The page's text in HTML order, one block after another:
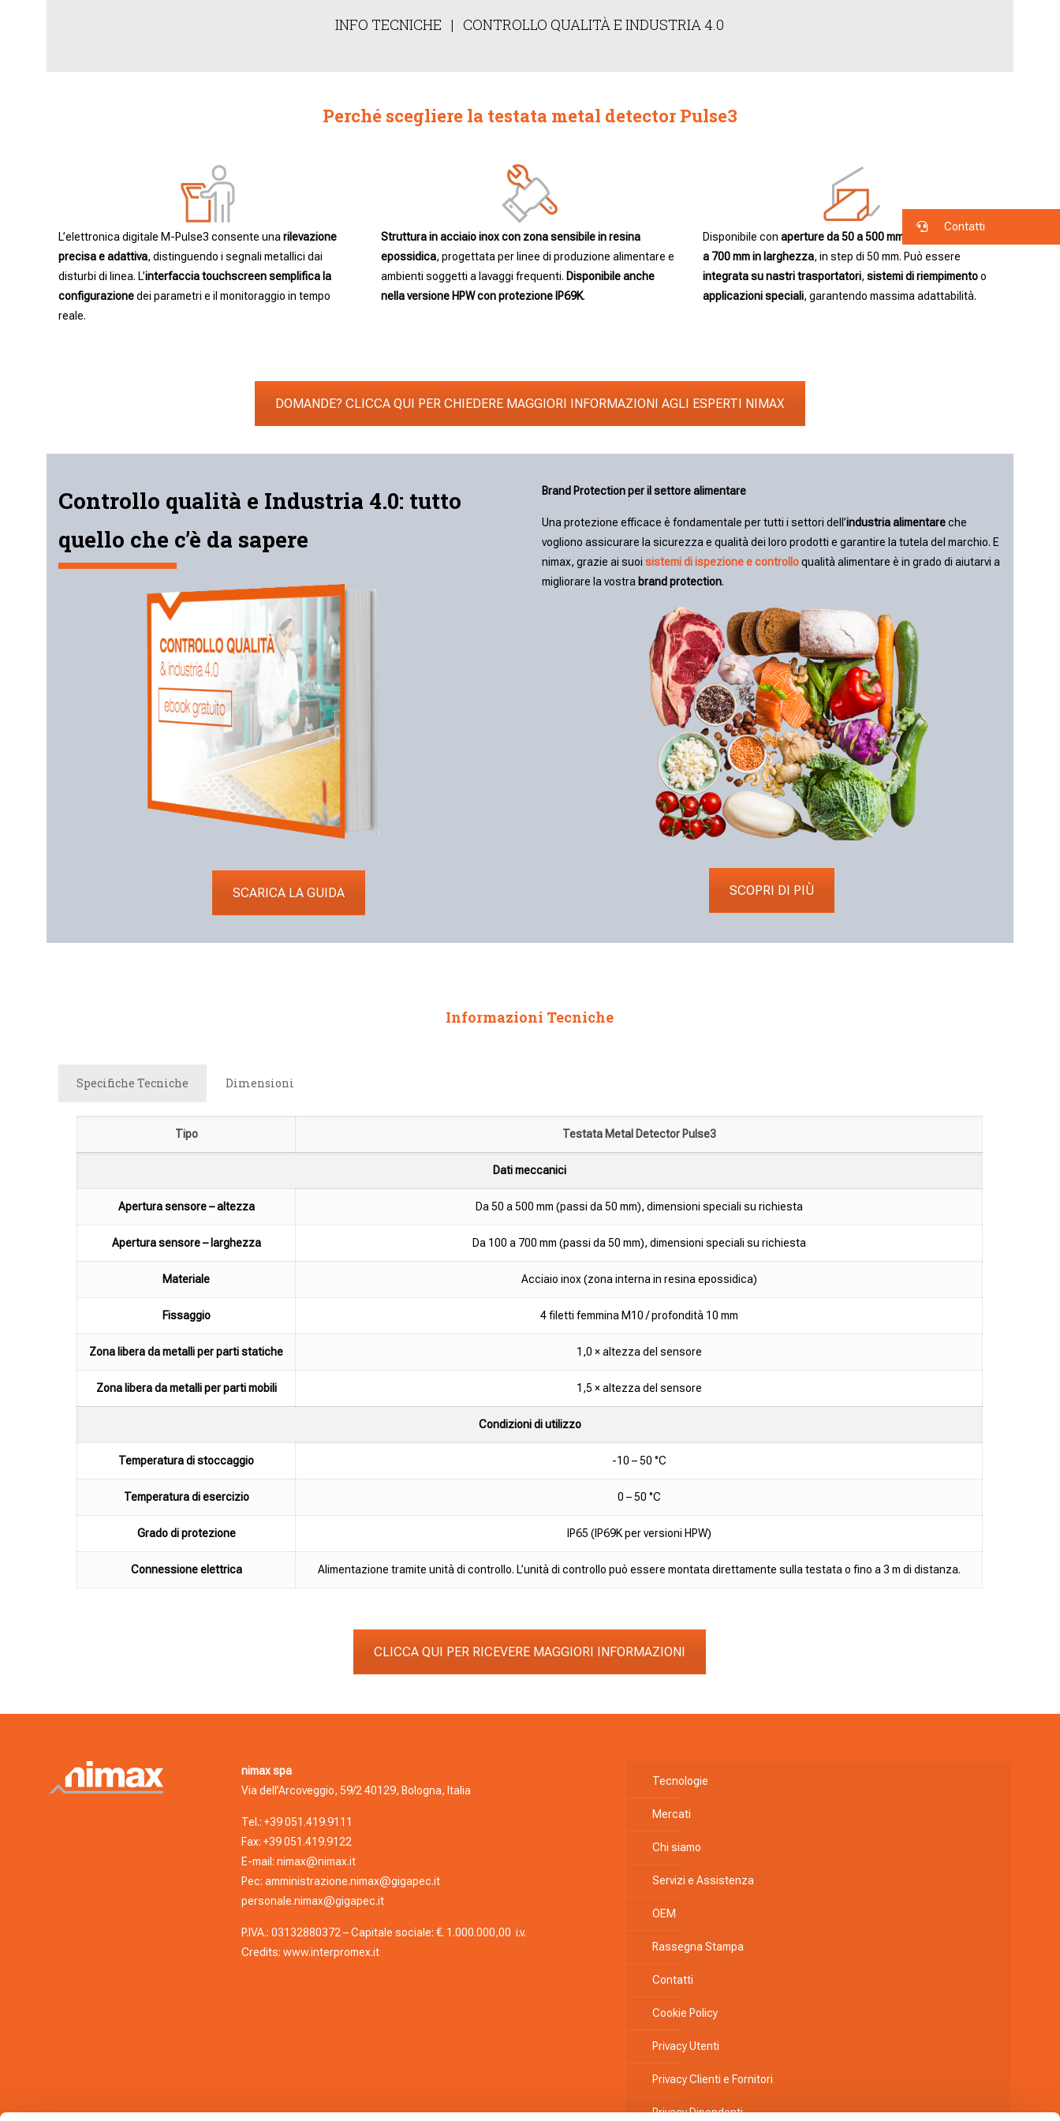
INFO TECNICHE |CONTROLLO QUALITÀ E INDUSTRIA 4.0
Perché scegliere la testata metal detector Pulse3
L’elettronica digitale M-Pulse3 consente unarilevazione
precisa e adattiva, distinguendo i segnali metallici dai
disturbi di linea. L’interfaccia touchscreen semplifica la
configurazionedei parametri e il monitoraggio in tempo
reale.
Struttura in acciaio inox con zona sensibile in resina
epossidica, progettata per linee di produzione alimentare e
ambienti soggetti a lavaggi frequenti. Disponibile anche
nella versione HPW con protezione IP69K.
Disponibile conaperture da 50 a 500 mm in altezza e da 100
a 700 mm in larghezza, in step di 50 mm. Può essere
integrata su nastri trasportatori,sistemi di riempimentoo
applicazioni speciali, garantendo massima adattabilità.
DOMANDE? CLICCA QUI PER CHIEDERE MAGGIORI INFORMAZIONI AGLI ESPERTI NIMAX
Controllo qualità e Industria 4.0: tutto
quello che c’è da sapere
SCARICA LA GUIDA
Brand Protection per il settore alimentare
Una protezione efficace è fondamentale per tutti i settori dell’industria alimentareche
vogliono assicurare la sicurezza e qualità dei loro prodotti e garantire la tutela del marchio. E
nimax, grazie ai suoi sistemi di ispezione e controlloqualità alimentare è in grado di aiutarvi a
migliorare la vostra brand protection.
SCOPRI DI PIÙ
Informazioni Tecniche
Specifiche Tecniche Dimensioni
Tipo Testata Metal Detector Pulse3
Dati meccanici
Apertura sensore – altezza Da 50 a 500 mm (passi da 50 mm), dimensioni speciali su richiesta
Apertura sensore – larghezza Da 100 a 700 mm (passi da 50 mm), dimensioni speciali su richiesta
Materiale Acciaio inox (zona interna in resina epossidica)
Fissaggio 4 filetti femmina M10 / profondità 10 mm
Zona libera da metalli per parti statiche 1,0 × altezza del sensore
Zona libera da metalli per parti mobili 1,5 × altezza del sensore
Condizioni di utilizzo
Temperatura di stoccaggio -10 – 50 °C
Temperatura di esercizio 0 – 50 °C
Grado di protezione IP65 (IP69K per versioni HPW)
Connessione elettrica Alimentazione tramite unità di controllo. L’unità di controllo può essere montata direttamente sulla testata o fino a 3 m di distanza.
CLICCA QUI PER RICEVERE MAGGIORI INFORMAZIONI
nimax spa
Via dell’Arcoveggio, 59/2 40129, Bologna, Italia
Tel.: +39 051.419.9111
Fax: +39 051.419.9122
E-mail: nimax@nimax.it
Pec: amministrazione.nimax@gigapec.it
personale.nimax@gigapec.it
P.IVA.: 03132880372 – Capitale sociale: €. 1.000.000,00 i.v.
Credits: www.interpromex.it
Tecnologie
Mercati
Chi siamo
Servizi e Assistenza
OEM
Rassegna Stampa
Contatti
Cookie Policy
Privacy Utenti
Privacy Clienti e Fornitori
Privacy Dipendenti
Contatti